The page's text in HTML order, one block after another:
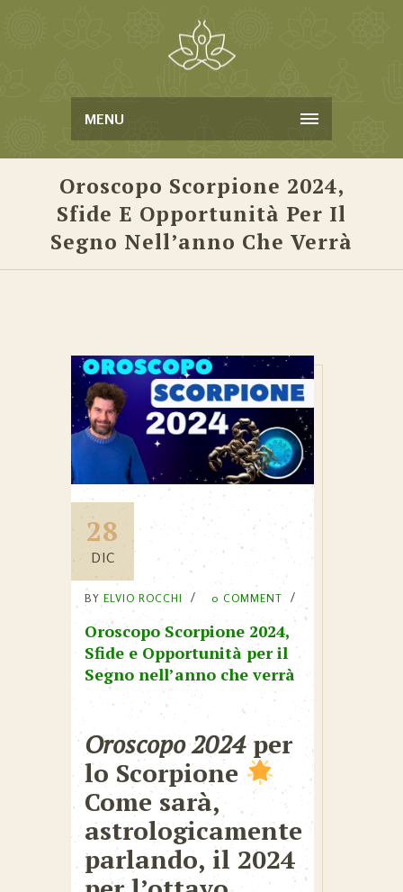
MENU
Oroscopo Scorpione 2024,
Sfide E Opportunità Per Il
Segno Nell’anno Che Verrà
28
DIC
BY ELVIO ROCCHI 0 COMMENT
Oroscopo Scorpione 2024,
Sfide e Opportunità per il
Segno nell’anno che verrà
Oroscopo 2024per
lo Scorpione
Come sarà,
astrologicamente
parlando, il 2024